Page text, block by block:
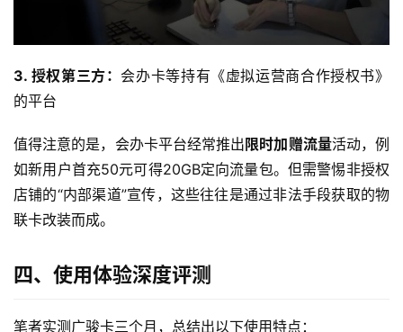
首
页
量
卡
3. 授权第三方： 会办卡等持有《虚拟运营商合作授权书》
的平台
值得注意的是，会办卡平台经常推出限时加赠流量活动，例
如新用户首充50元可得20GB定向流量包。但需警惕非授权
店铺的“内部渠道”宣传，这些往往是通过非法手段获取的物
联卡改装而成。
四、使用体验深度评测
笔者实测广骏卡三个月，总结出以下使用特点：